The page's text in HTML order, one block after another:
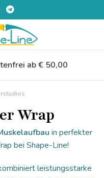
ab € 50,00
Wrap
in perfekter
bei Shape-Line!
leistungsstarke